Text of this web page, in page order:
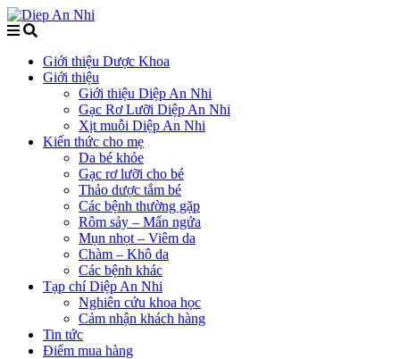
Giới thiệu Dược Khoa
Giới thiệu
Giới thiệu Diệp An Nhi
Gạc Rơ Lưỡi Diệp An Nhi
Xịt muỗi Diệp An Nhi
Kiến thức cho mẹ
Da bé khỏe
Gạc rơ lưỡi cho bé
Thảo dược tắm bé
Các bệnh thường gặp
Rôm sảy – Mẩn ngứa
Mụn nhọt – Viêm da
Chàm – Khô da
Các bệnh khác
Tạp chí Diệp An Nhi
Nghiên cứu khoa học
Cảm nhận khách hàng
Tin tức
Điểm mua hàng